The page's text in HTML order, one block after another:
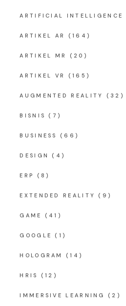
ARTIFICIAL INTELLIGENCE
ARTIKEL AR (164)
ARTIKEL MR (20)
ARTIKEL VR (165)
AUGMENTED REALITY (32)
BISNIS (7)
BUSINESS (66)
DESIGN (4)
ERP (8)
EXTENDED REALITY (9)
GAME (41)
GOOGLE (1)
HOLOGRAM (14)
HRIS (12)
IMMERSIVE LEARNING (2)